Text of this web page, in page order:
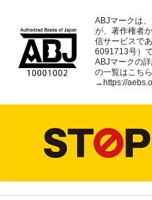
ABJマークは
が、著作権者
信サービスで
6091713号）で
ABJマークの
の一覧はこちら
→ https://